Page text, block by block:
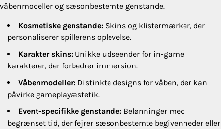
våbenmodeller og sæsonbestemte genstande.
Kosmetiske genstande: Skins og klistermærker, der
personaliserer spillerens oplevelse.
Karakter skins: Unikke udseender for in-game
karakterer, der forbedrer immersion.
Våbenmodeller: Distinkte designs for våben, der kan
påvirke gameplayæstetik.
Event-specifikke genstande: Belønninger med
begrænset tid, der fejrer sæsonbestemte begivenheder eller